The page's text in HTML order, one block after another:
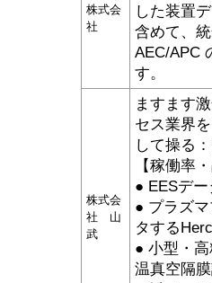
株式会
社
した装置
含めて、
AEC/APC
す。
株式会
社 山
武
ますます
セス業界
して操る
【稼働率
● EESデ
● プラズ
タする
● 小型・
温真空隔